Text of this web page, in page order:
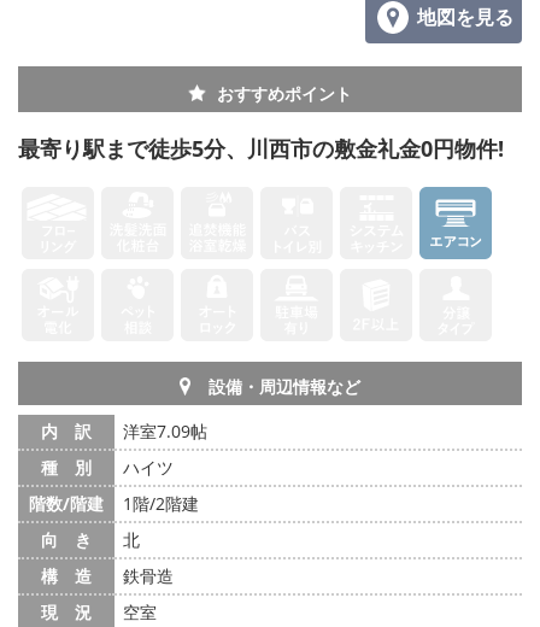
地図を見る
おすすめポイント
最寄り駅まで徒歩5分、川西市の敷金礼金0円物件!
設備・周辺情報など
内 訳
洋室7.09帖
種 別
ハイツ
階数/階建
1階/2階建
向 き
北
構 造
鉄骨造
現 況
空室